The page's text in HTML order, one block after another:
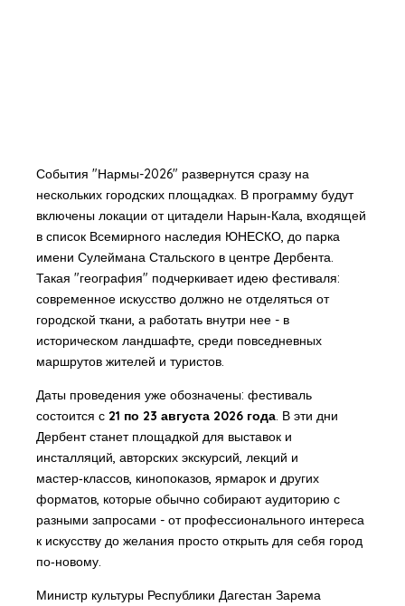
События "Нармы-2026" развернутся сразу на
нескольких городских площадках. В программу будут
включены локации от цитадели Нарын‑Кала, входящей
в список Всемирного наследия ЮНЕСКО, до парка
имени Сулеймана Стальского в центре Дербента.
Такая "география" подчеркивает идею фестиваля:
современное искусство должно не отделяться от
городской ткани, а работать внутри нее - в
историческом ландшафте, среди повседневных
маршрутов жителей и туристов.
Даты проведения уже обозначены: фестиваль
состоится с 21 по 23 августа 2026 года. В эти дни
Дербент станет площадкой для выставок и
инсталляций, авторских экскурсий, лекций и
мастер‑классов, кинопоказов, ярмарок и других
форматов, которые обычно собирают аудиторию с
разными запросами - от профессионального интереса
к искусству до желания просто открыть для себя город
по‑новому.
Министр культуры Республики Дагестан Зарема